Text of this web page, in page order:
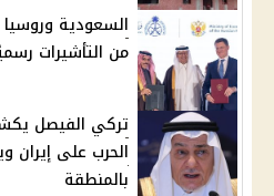
السعودية وروسيا
من التأشيرات
تركي الفيصل
الحرب على إيران
بالمنطقة